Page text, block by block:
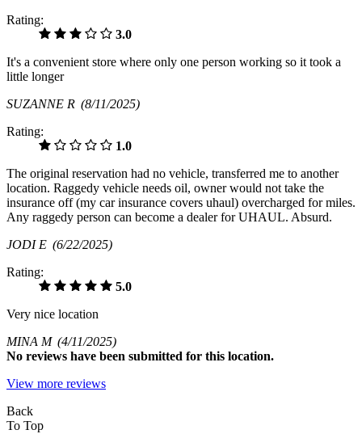
Rating:
3.0
It's a convenient store where only one person working so it took a
little longer
SUZANNE R (8/11/2025)
Rating:
1.0
The original reservation had no vehicle, transferred me to another
location. Raggedy vehicle needs oil, owner would not take the
insurance off (my car insurance covers uhaul) overcharged for miles.
Any raggedy person can become a dealer for UHAUL. Absurd.
JODI E (6/22/2025)
Rating:
5.0
Very nice location
MINA M (4/11/2025)
No reviews have been submitted for this location.
View more reviews
Back
To Top